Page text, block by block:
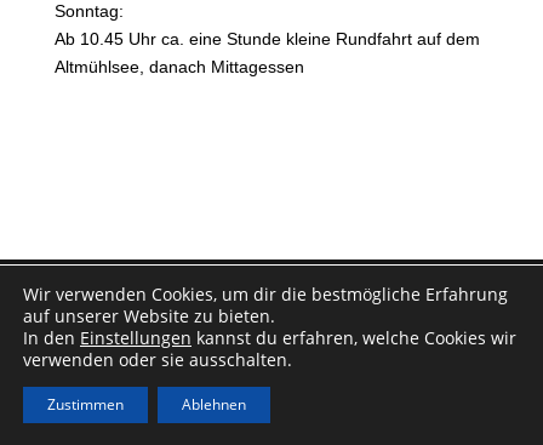
Sonntag:
Ab 10.45 Uhr ca. eine Stunde kleine Rundfahrt auf dem
Altmühlsee, danach Mittagessen
Impressum|Datenschutz
Wir verwenden Cookies, um dir die bestmögliche Erfahrung
auf unserer Website zu bieten.
In den Einstellungen kannst du erfahren, welche Cookies wir
verwenden oder sie ausschalten.
Zustimmen Ablehnen